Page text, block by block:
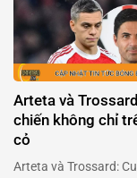
Arteta và
chiến không chỉ
cỏ
Arteta và Trossard: